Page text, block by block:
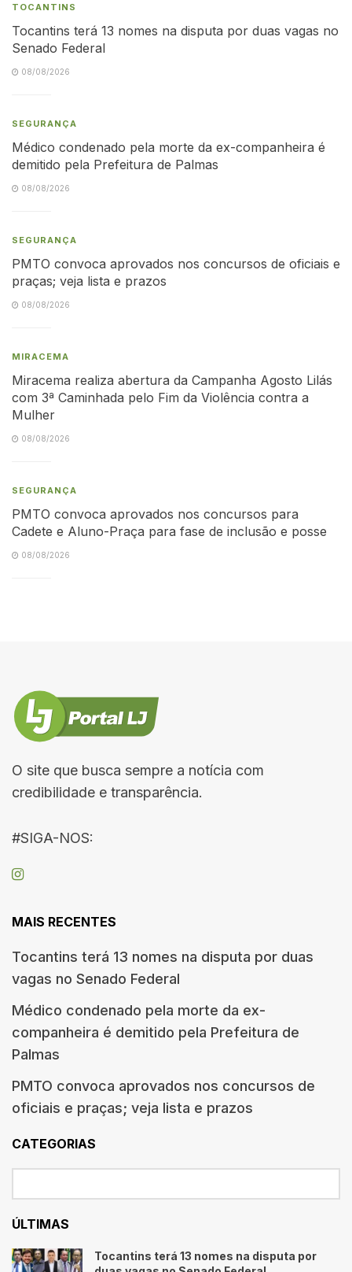
TOCANTINS
Tocantins terá 13 nomes na disputa por duas vagas no
Senado Federal
08/08/2026
SEGURANÇA
Médico condenado pela morte da ex-companheira é
demitido pela Prefeitura de Palmas
08/08/2026
SEGURANÇA
PMTO convoca aprovados nos concursos de oficiais e
praças; veja lista e prazos
08/08/2026
MIRACEMA
Miracema realiza abertura da Campanha Agosto Lilás
com 3ª Caminhada pelo Fim da Violência contra a
Mulher
08/08/2026
SEGURANÇA
PMTO convoca aprovados nos concursos para
Cadete e Aluno-Praça para fase de inclusão e posse
08/08/2026
O site que busca sempre a notícia com
credibilidade e transparência.
#SIGA-NOS:
MAIS RECENTES
Tocantins terá 13 nomes na disputa por duas
vagas no Senado Federal
Médico condenado pela morte da ex-
companheira é demitido pela Prefeitura de
Palmas
PMTO convoca aprovados nos concursos de
oficiais e praças; veja lista e prazos
CATEGORIAS
ÚLTIMAS
Tocantins terá 13 nomes na disputa por